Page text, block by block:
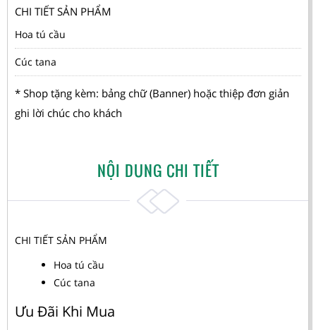
CHI TIẾT SẢN PHẨM
Hoa tú cầu
Cúc tana
* Shop tặng kèm: bảng chữ (Banner) hoặc thiệp đơn giản
ghi lời chúc cho khách
NỘI DUNG CHI TIẾT
CHI TIẾT SẢN PHẨM
Hoa tú cầu
Cúc tana
Ưu Đãi Khi Mua